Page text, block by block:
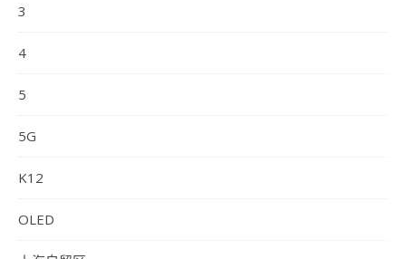
3
4
5
5G
K12
OLED